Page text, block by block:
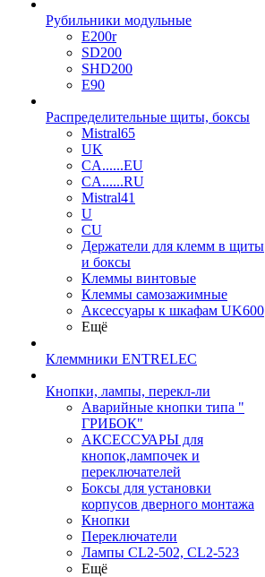
Рубильники модульные
E200r
SD200
SHD200
E90
Распределительные щиты, боксы
Mistral65
UK
CA......EU
CA......RU
Mistral41
U
CU
Держатели для клемм в щиты
и боксы
Клеммы винтовые
Клеммы самозажимные
Аксессуары к шкафам UK600
Ещё
Клеммники ENTRELEC
Кнопки, лампы, перекл-ли
Аварийные кнопки типа "
ГРИБОК"
АКСЕССУАРЫ для
кнопок,лампочек и
переключателей
Боксы для установки
корпусов дверного монтажа
Кнопки
Переключатели
Лампы CL2-502, CL2-523
Ещё